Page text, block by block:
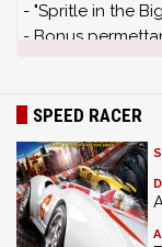
- "Spritle in the
- Bonus
SPEED RACER